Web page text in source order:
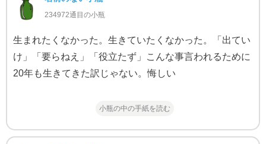
234972通目の小瓶
生まれたくなかった。生きていたくなかった。「出てい
け」「要らねえ」「役立たず」こんな事言われるために
20年も生きてきた訳じゃない。悔しい
小瓶の中の手紙を読む